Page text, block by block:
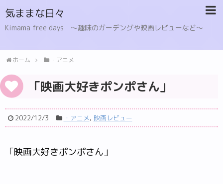
気ままな日々
Kimama free days 〜趣味のガーデングや映画レビューなど〜
ホーム ・アニメ
「映画大好きポンポさん」
2022/12/3 ・アニメ, 映画レビュー
「映画大好きポンポさん」